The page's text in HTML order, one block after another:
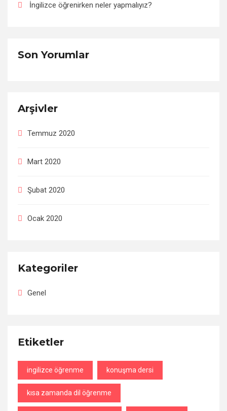
İngilizce öğrenirken neler yapmalıyız?
Son Yorumlar
Arşivler
Temmuz 2020
Mart 2020
Şubat 2020
Ocak 2020
Kategoriler
Genel
Etiketler
ingilizce öğrenme konuşma dersi
kısa zamanda dil öğrenme